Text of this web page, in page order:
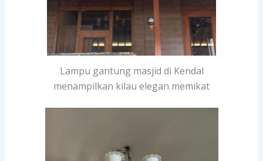
Lampu gantung masjid di Kendal
menampilkan kilau elegan memikat